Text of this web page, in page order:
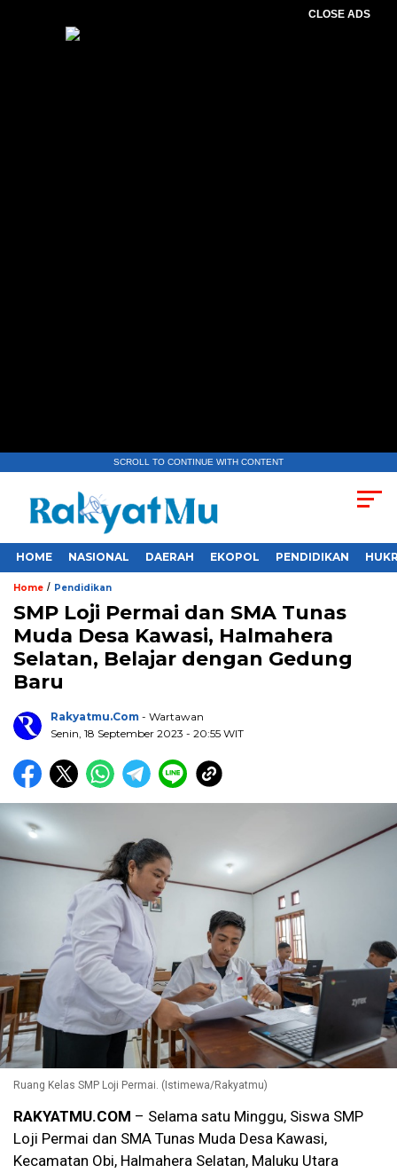
CLOSE ADS
SCROLL TO CONTINUE WITH CONTENT
HOME NASIONAL DAERAH EKOPOL PENDIDIKAN
Home / Pendidikan
SMP Loji Permai dan SMA Tunas
Muda Desa Kawasi, Halmahera
Selatan, Belajar dengan Gedung
Baru
Rakyatmu.com - Wartawan
Senin, 18 September 2023 - 20:55 WIT
Ruang Kelas SMP Loji Permai. (Istimewa/Rakyatmu)
RAKYATMU.COM – Selama satu Minggu, Siswa SMP
Loji Permai dan SMA Tunas Muda Desa Kawasi,
Kecamatan Obi, Halmahera Selatan, Maluku Utara